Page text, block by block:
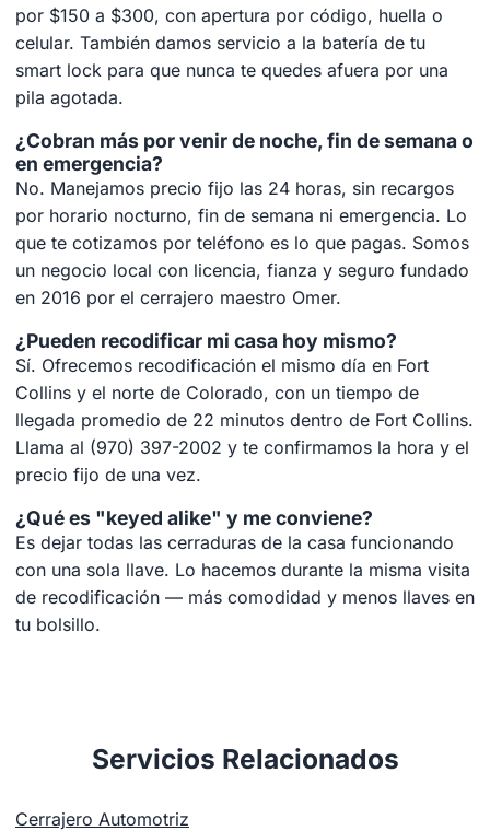
por $150 a $300, con apertura por código, huella o
celular. También damos servicio a la batería de tu
smart lock para que nunca te quedes afuera por una
pila agotada.
¿Cobran más por venir de noche, fin de semana o
en emergencia?
No. Manejamos precio fijo las 24 horas, sin recargos
por horario nocturno, fin de semana ni emergencia. Lo
que te cotizamos por teléfono es lo que pagas. Somos
un negocio local con licencia, fianza y seguro fundado
en 2016 por el cerrajero maestro Omer.
¿Pueden recodificar mi casa hoy mismo?
Sí. Ofrecemos recodificación el mismo día en Fort
Collins y el norte de Colorado, con un tiempo de
llegada promedio de 22 minutos dentro de Fort Collins.
Llama al (970) 397-2002 y te confirmamos la hora y el
precio fijo de una vez.
¿Qué es "keyed alike" y me conviene?
Es dejar todas las cerraduras de la casa funcionando
con una sola llave. Lo hacemos durante la misma visita
de recodificación — más comodidad y menos llaves en
tu bolsillo.
Servicios Relacionados
Cerrajero Automotriz